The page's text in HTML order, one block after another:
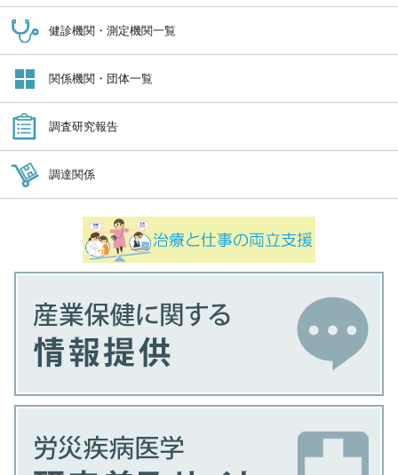
健診機関・測定機関一覧
関係機関・団体一覧
調査研究報告
調達関係